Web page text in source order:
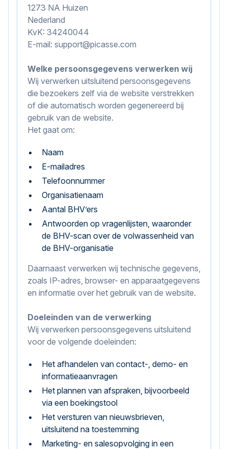
1273 NA Huizen
Nederland
KvK: 34240044
E-mail: support@picasse.com
Welke persoonsgegevens verwerken wij
Wij verwerken uitsluitend persoonsgegevens
die bezoekers zelf via de website verstrekken
of die automatisch worden gegenereerd bij
gebruik van de website.
Het gaat om:
Naam
E-mailadres
Telefoonnummer
Organisatienaam
Aantal BHV’ers
Antwoorden op vragenlijsten, waaronder
de BHV-scan over de volwassenheid van
de BHV-organisatie
Daarnaast verwerken wij technische gegevens,
zoals IP-adres, browser- en apparaatgegevens
en informatie over het gebruik van de website.
Doeleinden van de verwerking
Wij verwerken persoonsgegevens uitsluitend
voor de volgende doeleinden:
Het afhandelen van contact-, demo- en
informatieaanvragen
Het plannen van afspraken, bijvoorbeeld
via een boekingstool
Het versturen van nieuwsbrieven,
uitsluitend na toestemming
Marketing- en salesopvolging in een